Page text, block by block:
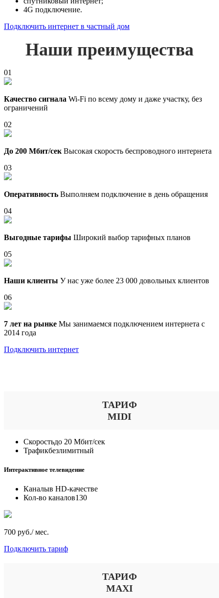
4G подключение.
Подключить интернет в частный дом
Наши преимущества
01
Качество сигнала Wi-Fi по всему дому и даже участку, без
ограничений
02
До 200 Мбит/сек Высокая скорость беспроводного интернета
03
Оперативность Выполняем подключение в день обращения
04
Выгодные тарифы Широкий выбор тарифных планов
05
Наши клиенты У нас уже более 23 000 довольных клиентов
06
7 лет на рынке Мы занимаемся подключением интернета с
2014 года
Подключить интернет
ТАРИФ
MIDI
Скоростьдо 20 Мбит/сек
Трафикбезлимитный
Интерактивное телевидение
Каналыв HD-качестве
Кол-во каналов130
700 руб./ мес.
Подключить тариф
ТАРИФ
MAXI